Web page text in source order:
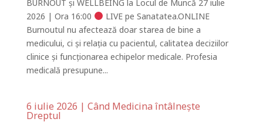
BURNOUT și WELLBEING la Locul de Muncă 27 iulie
2026 | Ora 16:00
LIVE pe Sanatatea.ONLINE
Burnoutul nu afectează doar starea de bine a
medicului, ci și relația cu pacientul, calitatea deciziilor
clinice și funcționarea echipelor medicale. Profesia
medicală presupune...
6 iulie 2026 | Când Medicina întâlnește
Dreptul